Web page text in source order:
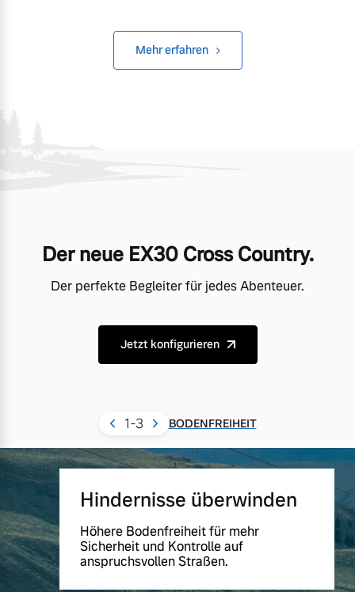
Mehr erfahren
Der neue EX30 Cross Country.
Der perfekte Begleiter für jedes Abenteuer.
Jetzt konfigurieren
1-3 BODENFREIHEIT
Hindernisse überwinden
Höhere Bodenfreiheit für mehr
Sicherheit und Kontrolle auf
anspruchsvollen Straßen.